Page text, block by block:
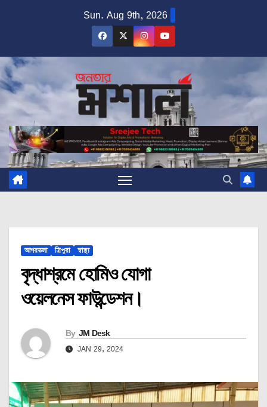
Sun. Aug 9th, 2026
আগরতলা ত্রিপুরা স্বাস্থ্য
বৃদ্ধাশ্রমে হোমিও যোগা
ওয়েলনেস ফাউন্ডেশন।
By JM Desk
JAN 29, 2024